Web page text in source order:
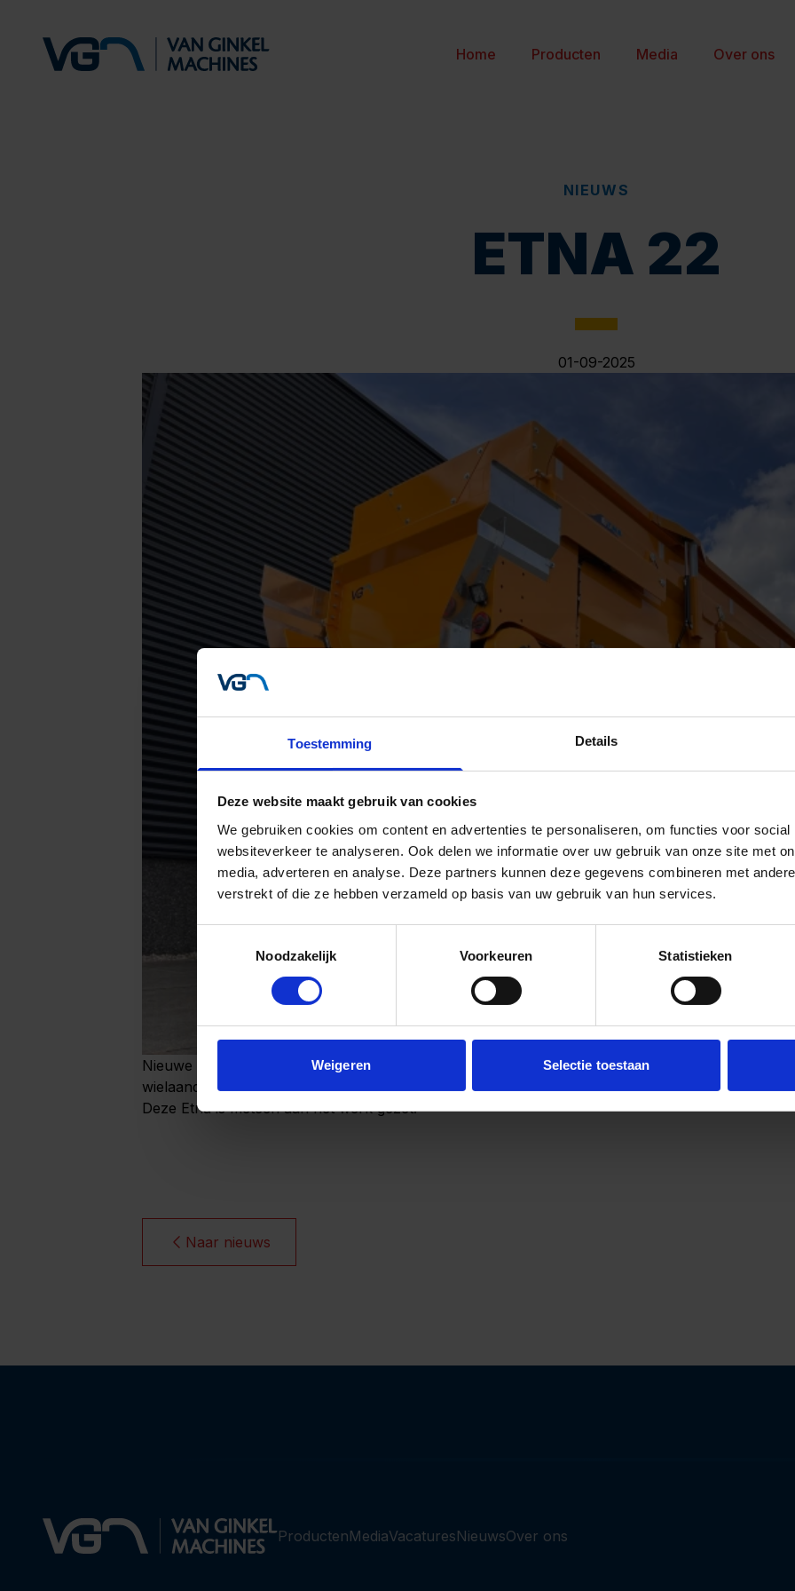
Toestemming Details
Deze website maakt gebruik van cookies
We gebruiken cookies om content en advertenties te personaliseren, om functies voor
websiteverkeer te analyseren. Ook delen we informatie over uw gebruik van onze site met
media, adverteren en analyse. Deze partners kunnen deze gegevens combineren met
verstrekt of die ze hebben verzameld op basis van uw gebruik van hun services.
Noodzakelijk
Voorkeuren Statistieken
Weigeren Selectie toestaan
Home Producten Media Over ons
NIEUWS
ETNA 22
01-09-2025
Nieuwe hooglosser Etna 22 afgeleverd! Deze prachtige machine is uitgerust met hydraulische
wielaandrijving, luchtaflaatsysteem en nog vele andere opties die de prestaties optimaliseren.
Deze Etna is meteen aan het werk gezet!
Naar nieuws
ProductenMediaVacaturesNieuwsOver ons